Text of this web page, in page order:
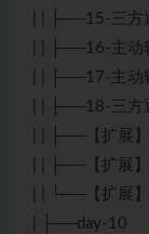
| | ├──15-三方
| | ├──16-主动
| | ├──17-主动
| | ├──18-三方
| | ├──【扩展
| | ├──【扩展
| | └──【扩展
| ├──day-10